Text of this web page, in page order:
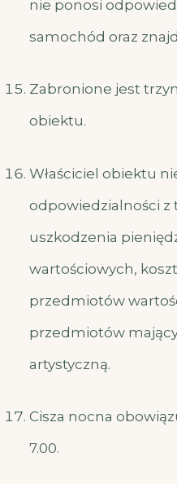
nie ponosi
samochód oraz
Zabronione jest
obiektu.
Właściciel obiektu
odpowiedzialności z
uszkodzenia
wartościowych,
przedmiotów
przedmiotów
artystyczną.
Cisza nocna
7.00.